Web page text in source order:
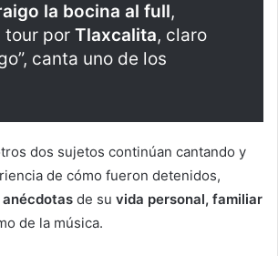
la bocina al full,
tour por Tlaxcalita, claro
canta uno de los
dos sujetos continúan cantando y
de cómo fueron detenidos,
anécdotas de su vida personal, familiar
de la música.